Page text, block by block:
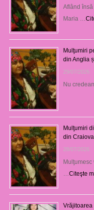
Aflând
Maria …
Mulţumiri
din Anglia
29/07/2026
Nu
Mulţumiri
din Craiova
28/07/2026
Citeşte
Vrăjitoarea